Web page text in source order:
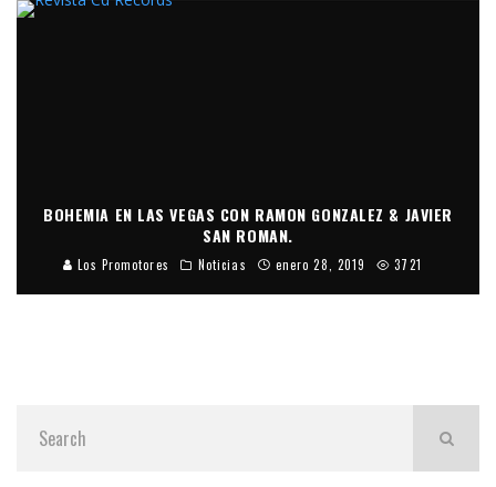
BOHEMIA EN LAS VEGAS CON RAMON GONZALEZ & JAVIER
SAN ROMAN.
Los Promotores Noticias enero 28, 2019 3721